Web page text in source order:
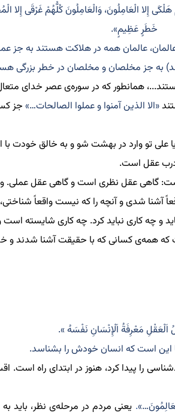
إِلا الْعَامِلُونَ، وَالْعَامِلُونَ كُلُّهُمْ غَرْقَى إِلا
خَطَرٍ عَظِيمٍ».
عالمان همه در هلاکت هستند به جز
به جز مخلصان و مخلصان در خطر بزرگی
.، همانطور که در سوره‌‌ی عصر خدای
«الا الذین آمنوا و عملوا الصالحات…» جز
علی تو وارد در بهشت شو و به خالق خودت
عقل است.
گاهی عقل نظری است و گاهی عقل عملی.
آشنا شدی و آنچه را که نیست واقعاً شناختی،
و چه کاری نبایدکرد. چه کاری شایسته است
که همهی کسانی که با حقیقت آشنا شدند و
اَلْعَقْلِ مَعْرِفَةُ اَلْإِنْسَانِ نَفْسَهُ ».
این است که انسان خودش را بشناسد.
را پیدا کرد، هنوز در ابتدای راه است.
. یعنی مردم در مرحلهی نظر، باید